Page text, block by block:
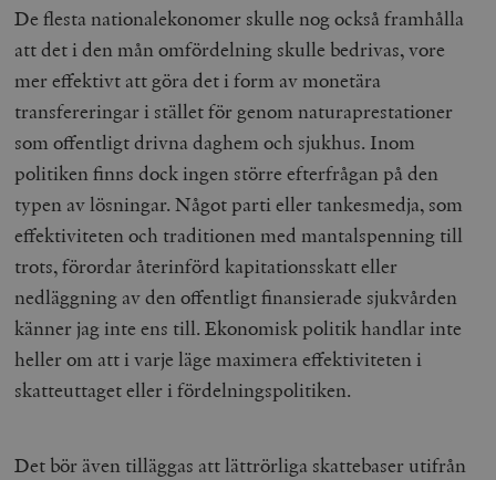
De flesta nationalekonomer skulle nog också framhålla
att det i den mån omfördelning skulle bedrivas, vore
mer effektivt att göra det i form av monetära
transfereringar i stället för genom naturaprestationer
som offentligt drivna daghem och sjukhus. Inom
politiken finns dock ingen större efterfrågan på den
typen av lösningar. Något parti eller tankesmedja, som
effektiviteten och traditionen med mantalspenning till
trots, förordar återinfördkapitationsskatt eller
nedläggning av den offentligt finansierade sjukvården
känner jag inte ens till. Ekonomisk politik handlar inte
heller om att i varje läge maximera effektiviteten i
skatteuttaget eller i fördelningspolitiken.
Det bör även tilläggas att lättrörliga skattebaser utifrån